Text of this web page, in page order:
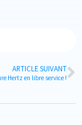
ARTICLE SUIVANT
Hertz en libre service !